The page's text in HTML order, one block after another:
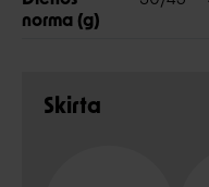
norma (g)
Skirta